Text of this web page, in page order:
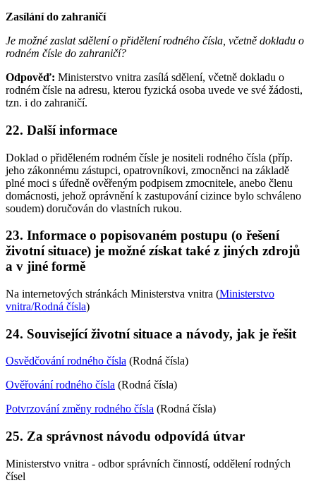
Zasílání do zahraničí
Je možné zaslat sdělení o přidělení rodného čísla, včetně dokladu o
rodném čísle do zahraničí?
Odpověď: Ministerstvo vnitra zasílá sdělení, včetně dokladu o
rodném čísle na adresu, kterou fyzická osoba uvede ve své žádosti,
tzn. i do zahraničí.
22. Další informace
Doklad o přiděleném rodném čísle je nositeli rodného čísla (příp.
jeho zákonnému zástupci, opatrovníkovi, zmocněnci na základě
plné moci s úředně ověřeným podpisem zmocnitele, anebo členu
domácnosti, jehož oprávnění k zastupování cizince bylo schváleno
soudem) doručován do vlastních rukou.
23. Informace o popisovaném postupu (o řešení
životní situace) je možné získat také z jiných zdrojů
a v jiné formě
Na internetových stránkách Ministerstva vnitra (Ministerstvo
vnitra/Rodná čísla)
24. Související životní situace a návody, jak je řešit
Osvědčování rodného čísla (Rodná čísla)
Ověřování rodného čísla (Rodná čísla)
Potvrzování změny rodného čísla (Rodná čísla)
25. Za správnost návodu odpovídá útvar
Ministerstvo vnitra - odbor správních činností, oddělení rodných
čísel